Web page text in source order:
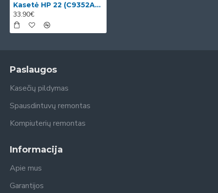
Kasetė HP 22 (C9352AE) OEM
33.90€
Paslaugos
Kasečių pildymas
Spausdintuvų remontas
Kompiuterių remontas
Informacija
Apie mus
Garantijos